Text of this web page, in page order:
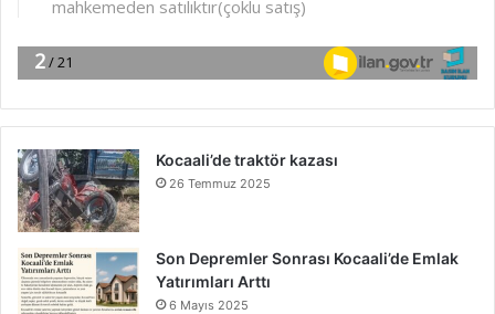
Kocaali’de traktör kazası
26 Temmuz 2025
Son Depremler Sonrası Kocaali’de Emlak
Yatırımları Arttı
6 Mayıs 2025